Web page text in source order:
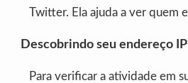
Twitter. Ela ajuda a ver quem
Descobrindo seu endereço IP
Para verificar a atividade em